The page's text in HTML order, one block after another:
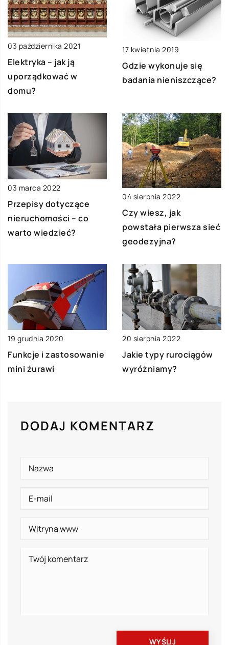
03 października 2021
Elektryka – jak ją
uporządkować w
domu?
17 kwietnia 2019
Gdzie wykonuje się
badania nieniszczące?
03 marca 2022
Przepisy dotyczące
nieruchomości – co
warto wiedzieć?
04 sierpnia 2022
Czy wiesz, jak
powstała pierwsza sieć
geodezyjna?
19 grudnia 2020
Funkcje i zastosowanie
mini żurawi
20 sierpnia 2022
Jakie typy rurociągów
wyróżniamy?
DODAJ KOMENTARZ